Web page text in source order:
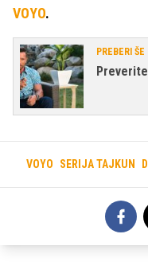
VOYO.
PREBERI ŠE
VOYO SERIJA TAJKUN